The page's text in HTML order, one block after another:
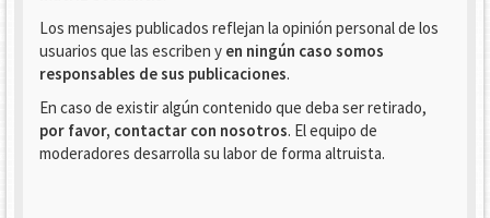
Los mensajes publicados reflejan la opinión personal de los
usuarios que las escriben y en ningún caso somos
responsables de sus publicaciones.
En caso de existir algún contenido que deba ser retirado,
por favor, contactar con nosotros. El equipo de
moderadores desarrolla su labor de forma altruista.